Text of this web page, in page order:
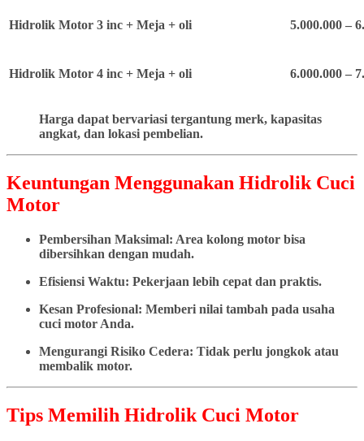
Hidrolik Motor 3 inc + Meja + oli 5.000.000 –
Hidrolik Motor 4 inc + Meja + oli 6.000.000 –
Harga dapat bervariasi tergantung merk, kapasitas
angkat, dan lokasi pembelian.
Keuntungan Menggunakan Hidrolik Cuci
Motor
Pembersihan Maksimal: Area kolong motor bisa
dibersihkan dengan mudah.
Efisiensi Waktu: Pekerjaan lebih cepat dan praktis.
Kesan Profesional: Memberi nilai tambah pada usaha
cuci motor Anda.
Mengurangi Risiko Cedera: Tidak perlu jongkok atau
membalik motor.
Tips Memilih Hidrolik Cuci Motor